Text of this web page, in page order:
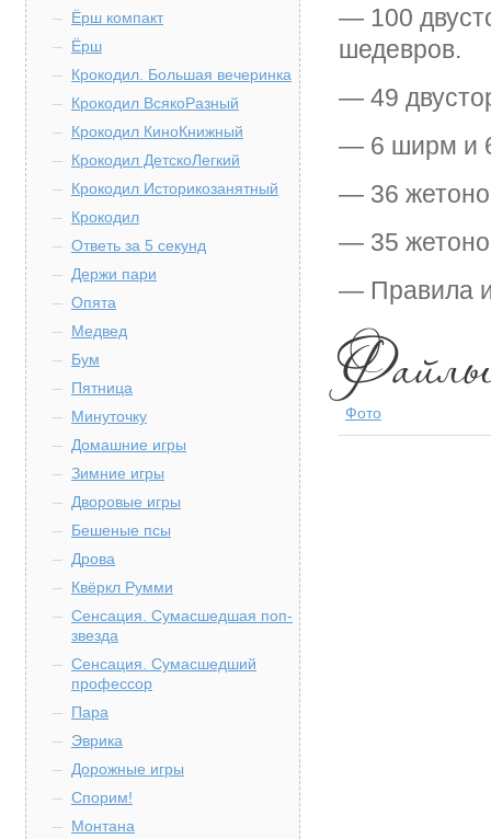
Ёрш компакт
Ёрш
Крокодил. Большая вечеринка
Крокодил ВсякоРазный
Крокодил КиноКнижный
Крокодил ДетскоЛегкий
Крокодил Историкозанятный
Крокодил
Ответь за 5 секунд
Держи пари
Опята
Медвед
Бум
Пятница
Минуточку
Домашние игры
Зимние игры
Дворовые игры
Бешеные псы
Дрова
Квёркл Румми
Сенсация. Сумасшедшая поп-
звезда
Сенсация. Сумасшедший
профессор
Пара
Эврика
Дорожные игры
Спорим!
Монтана
— 100
шедевров.
— 49
— 6 ширм и 6
— 36
— 35
— Правила
Фото